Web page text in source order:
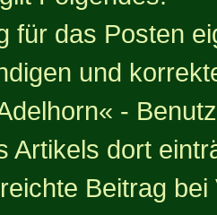
für das Posten
und
-
Artikels dort
Beitrag